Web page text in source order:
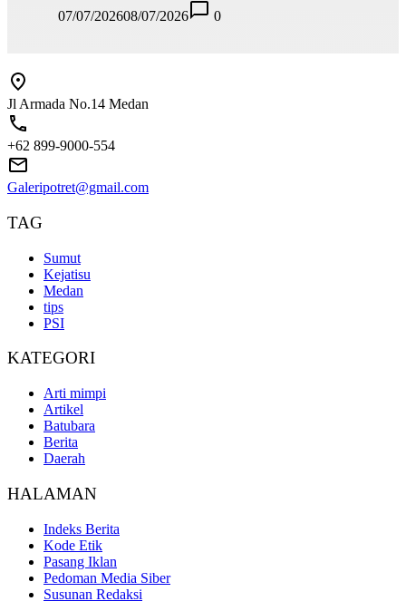
07/07/202608/07/2026 0
Jl Armada No.14 Medan
+62 899-9000-554
Galeripotret@gmail.com
TAG
Sumut
Kejatisu
Medan
tips
PSI
KATEGORI
Arti mimpi
Artikel
Batubara
Berita
Daerah
HALAMAN
Indeks Berita
Kode Etik
Pasang Iklan
Pedoman Media Siber
Susunan Redaksi